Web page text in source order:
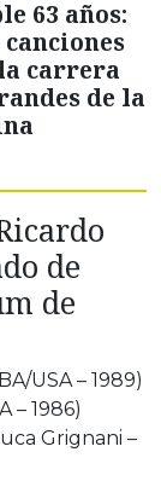
63 años:
carrera
de la
de
de
USA – 1989)
– 1986)
Grignani –